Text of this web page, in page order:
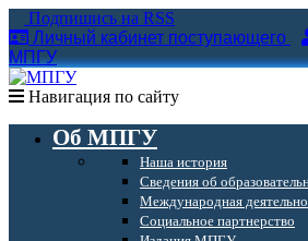
Подпишись на RSS
Личный кабинет поступающего
МПГУ
Навигация по сайту
Об МПГУ
Наша история
Сведения об
Международная
Социальное партнерство